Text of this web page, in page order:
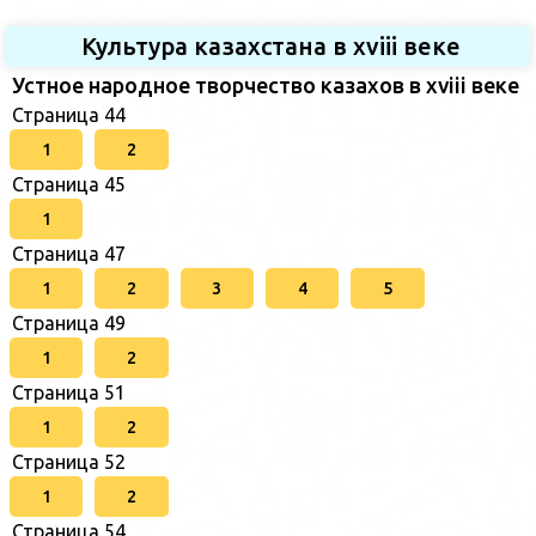
Культура казахстана в xviii веке
Устное народное творчество казахов в xviii веке
Страница 44
1 2
Страница 45
1
Страница 47
1 2 3 4 5
Страница 49
1 2
Страница 51
1 2
Страница 52
1 2
Страница 54